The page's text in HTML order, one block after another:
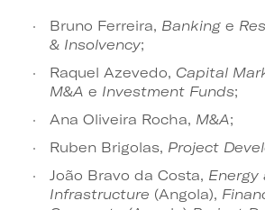
Bruno Ferreira, Banking e
& Insolvency;
Raquel Azevedo, Capital
M&A e Investment Funds;
Ana Oliveira Rocha, M&A;
Ruben Brigolas, Project
João Bravo da Costa, Energy
Infrastructure (Angola),